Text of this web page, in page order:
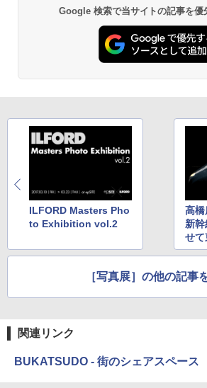
Google 検索で当サイトの記事を優
ILFORD Masters Pho
to Exhibition vol.2
高
新
せて
［写真展］の他の記事
関連リンク
BUKATSUDO - 街のシェアスペース